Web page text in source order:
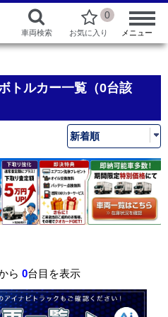
車両検索
0
お気に入り メニュー
トルカー一覧（0台該
ら 0台目を表示